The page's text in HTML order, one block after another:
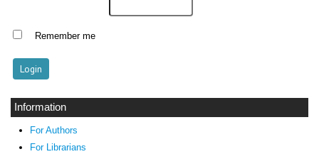
Remember me
Information
For Authors
For Librarians